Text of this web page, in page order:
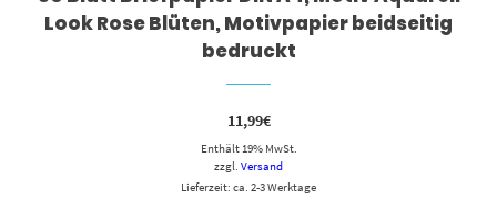
Look Rose Blüten, Motivpapier beidseitig
bedruckt
11,99€
Enthält 19% MwSt.
zzgl. Versand
Lieferzeit: ca. 2-3 Werktage